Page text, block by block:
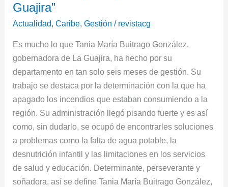
Guajira”
Actualidad ,Caribe ,Gestión / revistacg
Es mucho lo que Tania María Buitrago González,
gobernadora de La Guajira, ha hecho por su
departamento en tan solo seis meses de gestión. Su
trabajo se destaca por la determinación con la que ha
apagado los incendios que estaban consumiendo a la
región. Su administración llegó pisando fuerte y es así
como, sin dudarlo, se ocupó de encontrarles soluciones
a problemas como la falta de agua potable, la
desnutrición infantil y las limitaciones en los servicios
de salud y educación. Determinante, perseverante y
soñadora, así se define Tania María Buitrago González,
pelea
por
a
La
Guajira”